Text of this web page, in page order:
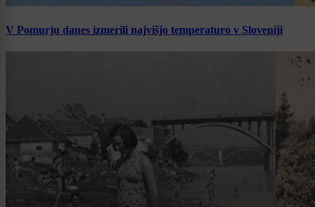
V Pomurju danes izmerili najvišjo temperaturo v Sloveniji